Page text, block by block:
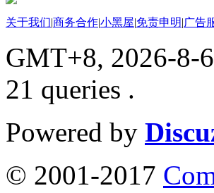
关于我们|商务合作|小黑屋|免责申明|广告
GMT+8, 2026-8-
21 queries .
Powered by
© 2001-2017